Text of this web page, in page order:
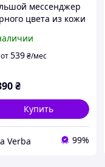
мессенджер
цвета из кожи
для
телефона
от539₴/мес
₴
Купить
Verba 99%